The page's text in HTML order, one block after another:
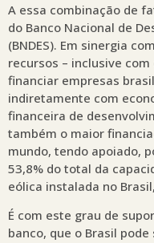
A essa combinação de
do Banco Nacional de
(BNDES). Em sinergia
recursos – inclusive
financiar empresas
indiretamente com
financeira de
também o maior
mundo, tendo apoiado,
53,8% do total da
eólica instalada no
É com este grau de
banco, que o Brasil